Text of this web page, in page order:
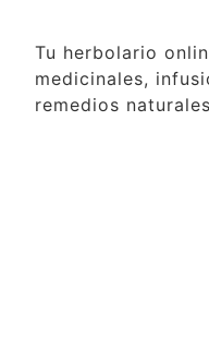
Tu herbolario
medicinales,
remedios